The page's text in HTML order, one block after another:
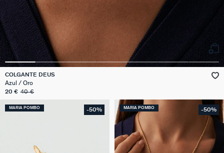
COLGANTE DEUS
Azul / Oro
20 € 40 €
MARIA POMBO -50% MARIA POMBO -50%